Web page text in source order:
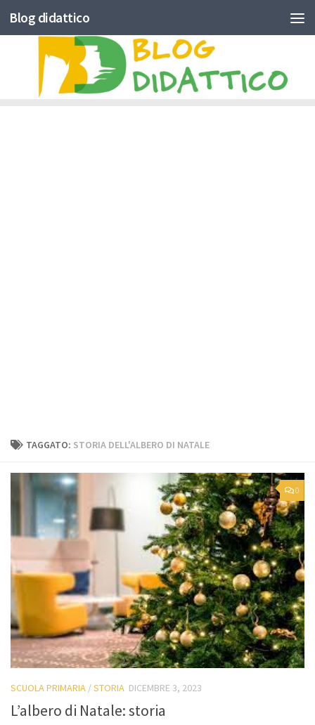
Skip to content
Blog didattico
TAGGATO: STORIA DELL'ALBERO DI NATALE
0
SCUOLA PRIMARIA /STORIA DICEMBRE 3, 2023
L’albero di Natale: storia